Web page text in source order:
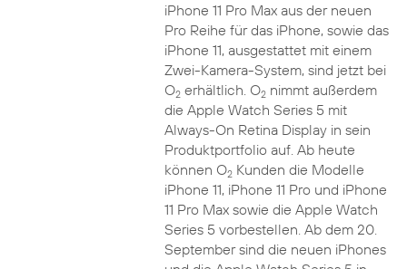
iPhone 11 Pro Max aus der neuen
Pro Reihe für das iPhone, sowie das
iPhone 11, ausgestattet mit einem
Zwei-Kamera-System, sind jetzt bei
O2erhältlich. O2nimmt außerdem
die Apple Watch Series 5 mit
Always-On Retina Display in sein
Produktportfolio auf. Ab heute
können O2Kunden die Modelle
iPhone 11, iPhone 11 Pro und iPhone
11 Pro Max sowie die Apple Watch
Series 5 vorbestellen. Ab dem 20.
September sind die neuen iPhones